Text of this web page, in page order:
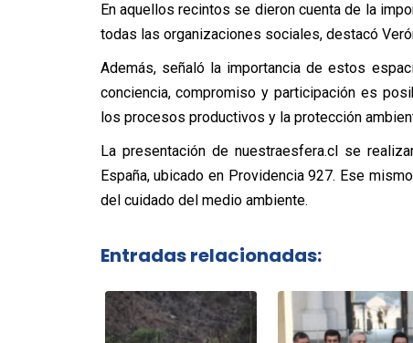
En aquellos recintos se dieron cuenta de la
todas las organizaciones sociales, destacó
Además, señaló la importancia de estos
conciencia, compromiso y participación es
los procesos productivos y la protección
La presentación de nuestraesfera.cl se
España, ubicado en Providencia 927. Ese
del cuidado del medio ambiente.
Entradas relacionadas: